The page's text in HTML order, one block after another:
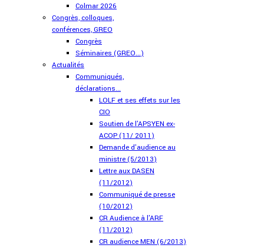
Colmar 2026
Congrès, colloques,
conférences, GREO
Congrès
Séminaires (GREO...)
Actualités
Communiqués,
déclarations...
LOLF et ses effets sur les
CIO
Soutien de l'APSYEN ex-
ACOP (11/ 2011)
Demande d'audience au
ministre (5/2013)
Lettre aux DASEN
(11/2012)
Communiqué de presse
(10/2012)
CR Audience à l'ARF
(11/2012)
CR audience MEN (6/2013)